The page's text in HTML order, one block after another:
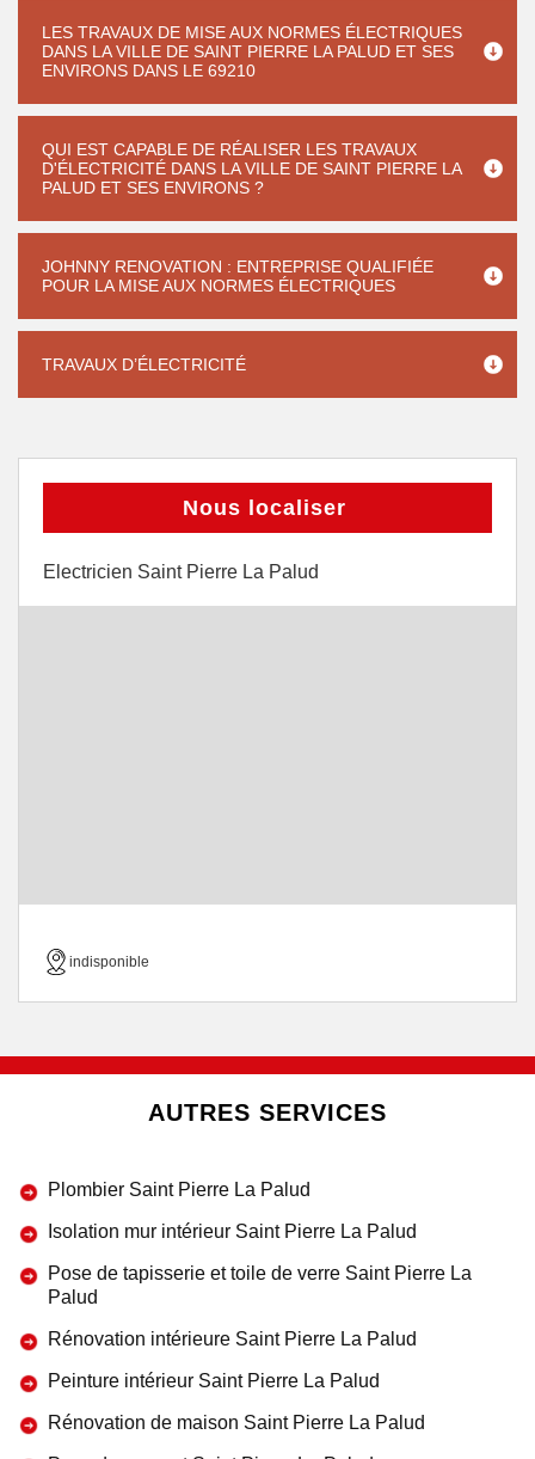
LES TRAVAUX DE MISE AUX NORMES ÉLECTRIQUES
DANS LA VILLE DE SAINT PIERRE LA PALUD ET SES
ENVIRONS DANS LE 69210
QUI EST CAPABLE DE RÉALISER LES TRAVAUX
D'ÉLECTRICITÉ DANS LA VILLE DE SAINT PIERRE LA
PALUD ET SES ENVIRONS ?
JOHNNY RENOVATION : ENTREPRISE QUALIFIÉE
POUR LA MISE AUX NORMES ÉLECTRIQUES
TRAVAUX D’ÉLECTRICITÉ
Nous localiser
Electricien Saint Pierre La Palud
indisponible
AUTRES SERVICES
Plombier Saint Pierre La Palud
Isolation mur intérieur Saint Pierre La Palud
Pose de tapisserie et toile de verre Saint Pierre La
Palud
Rénovation intérieure Saint Pierre La Palud
Peinture intérieur Saint Pierre La Palud
Rénovation de maison Saint Pierre La Palud